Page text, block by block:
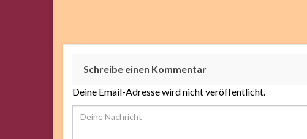
Schreibe einen Kommentar
Deine Email-Adresse wird nicht veröffentlicht.